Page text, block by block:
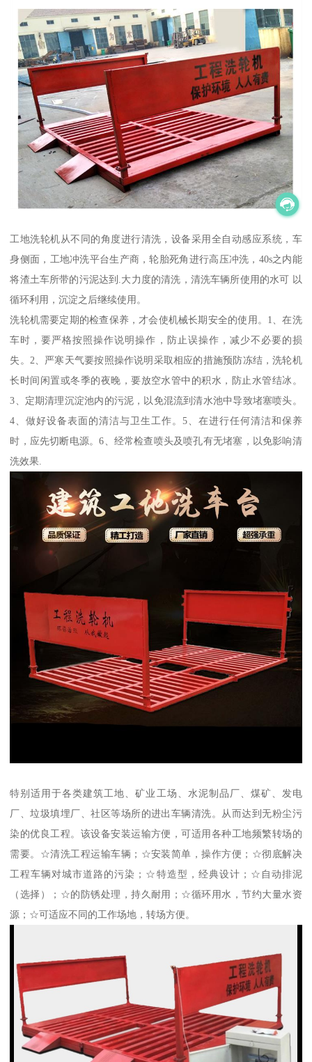
工地洗轮机从不同的角度进行清洗，设备采用全自动感应系统，车
身侧面，工地冲洗平台生产商，轮胎死角进行高压冲洗，40s之内能
将渣土车所带的污泥达到.大力度的清洗，清洗车辆所使用的水可 以
循环利用，沉淀之后继续使用。
洗轮机需要定期的检查保养，才会使机械长期安全的使用。1、在洗
车时，要严格按照操作说明操作，防止误操作，减少不必要的损
失。2、严寒天气要按照操作说明采取相应的措施预防冻结，洗轮机
长时间闲置或冬季的夜晚，要放空水管中的积水，防止水管结冰。
3、定期清理沉淀池内的污泥，以免混流到清水池中导致堵塞喷头。
4、做好设备表面的清洁与卫生工作。5、在进行任何清洁和保养
时，应先切断电源。6、经常检查喷头及喷孔有无堵塞，以免影响清
洗效果.
特别适用于各类建筑工地、矿业工场、水泥制品厂、煤矿、发电
厂、垃圾填埋厂、社区等场所的进出车辆清洗。从而达到无粉尘污
染的优良工程。该设备安装运输方便，可适用各种工地频繁转场的
需要。☆清洗工程运输车辆；☆安装简单，操作方便；☆彻底解决
工程车辆对城市道路的污染；☆特造型，经典设计；☆自动排泥
（选择）；☆的防锈处理，持久耐用；☆循环用水，节约大量水资
源；☆可适应不同的工作场地，转场方便。